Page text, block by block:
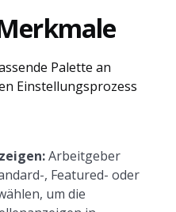
Palette an
Einstellungsprozess
Arbeitgeber
, Featured- oder
um die